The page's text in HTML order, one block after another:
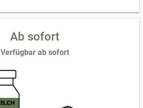
Ab sofort
Verfügbar ab sofort